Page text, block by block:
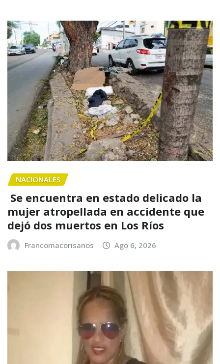
NACIONALES
Se encuentra en estado delicado la
mujer atropellada en accidente que
dejó dos muertos en Los Ríos
Francomacorisanos Ago 6, 2026